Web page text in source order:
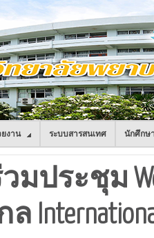
งาน ระบบสารสนเทศ นักศึกษ
มประชุม